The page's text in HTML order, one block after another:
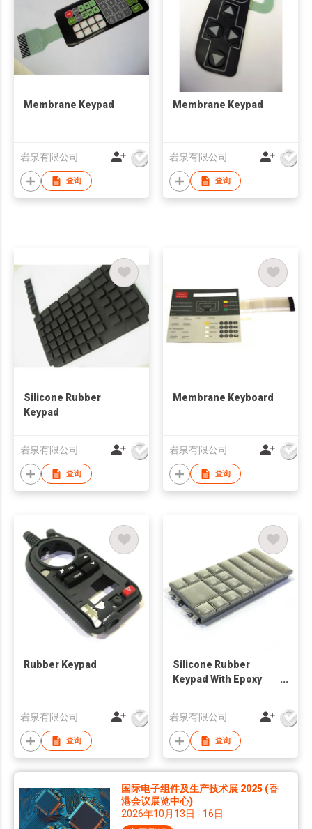
Membrane Keypad
岩泉有限公司
查询
Membrane Keypad
岩泉有限公司
查询
Silicone Rubber
Keypad
岩泉有限公司
查询
Membrane Keyboard
岩泉有限公司
查询
Rubber Keypad
岩泉有限公司
查询
Silicone Rubber
Keypad With Epoxy
岩泉有限公司
查询
国际电子组件及生产技术展 2025 (香
港会议展览中心)
2026年10月13日 - 16日